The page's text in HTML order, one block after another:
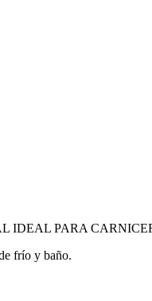
IDEAL PARA
frío y baño.